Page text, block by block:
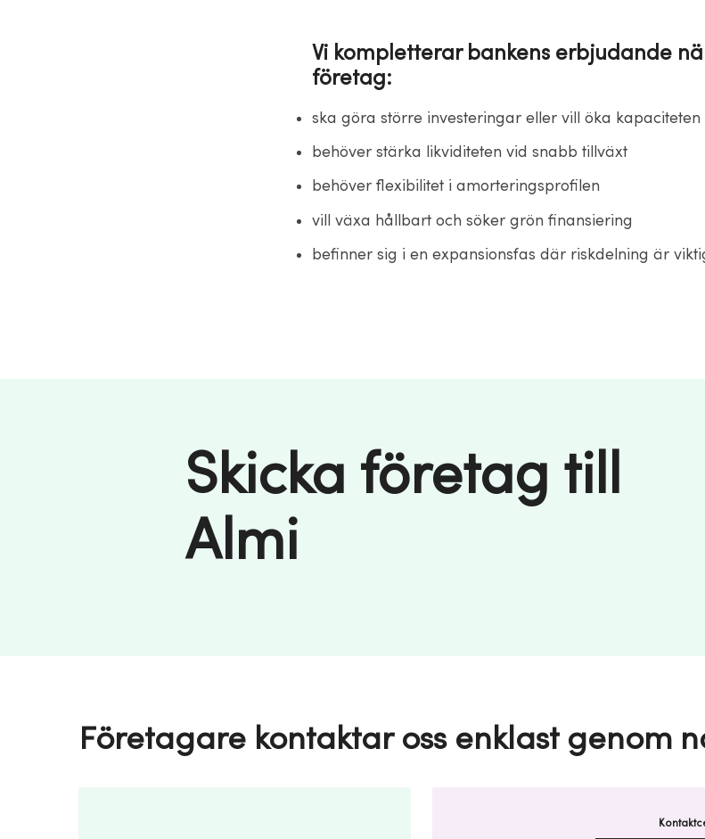
Vi kompletterar bankens erbjudande
företag:
ska göra större investeringar eller vill öka kapaciteten
behöver stärka likviditeten vid snabb tillväxt
behöver flexibilitet i amorteringsprofilen
vill växa hållbart och söker grön finansiering
befinner sig i en expansionsfas där riskdelning är
Skicka företag till
Almi
Företagare kontaktar oss enklast genom